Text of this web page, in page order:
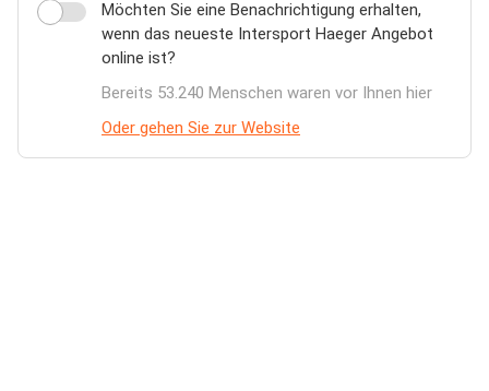
Möchten Sie eine Benachrichtigung erhalten,
wenn das neueste Intersport Haeger Angebot
online ist?
Bereits 53.240 Menschen waren vor Ihnen hier
Oder gehen Sie zur Website